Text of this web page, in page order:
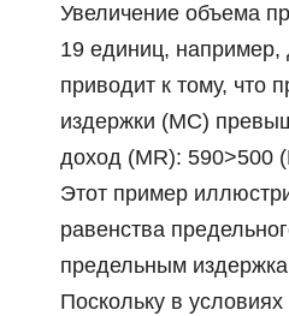
Увеличение объема
19 единиц, например,
приводит к тому, что
издержки (МС)
доход (MR): 590>500
Этот пример
равенства
предельным
Поскольку в условиях